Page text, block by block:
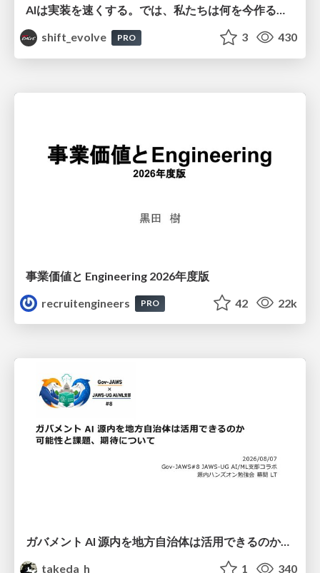
AIは実装を速くする。では、私たちは何を今作るべきか？－立場を越えてリリースに向き合ったチーム開発の実践 / 20260801 Hiromi Nakaya and Naoki Takahashi
shift_evolve
PRO 3 430
事業価値と Engineering 2026年度版
recruitengineers
PRO 42 22k
ガバメント AI 源内を地方自治体は活用できるのか 可能性と課題、期待について
takeda_h
1 340